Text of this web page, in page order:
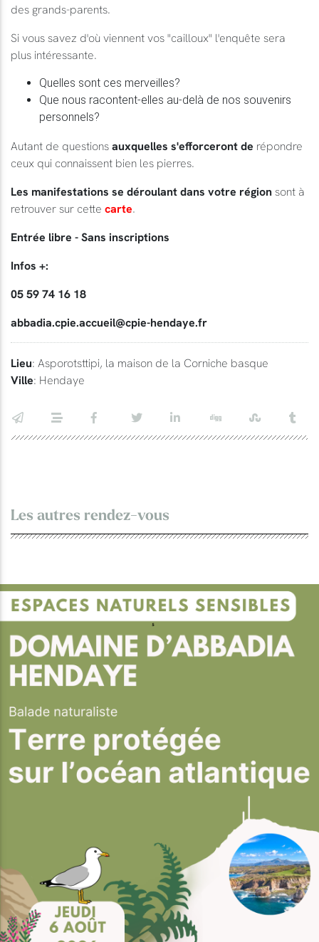
des grands-parents.
Si vous savez d'où viennent vos "cailloux" l'enquête sera
plus intéressante.
Quelles sont ces merveilles?
Que nous racontent-elles au-delà de nos souvenirs
personnels?
Autant de questions auxquelles s'efforceront de répondre
ceux qui connaissent bien les pierres.
Les manifestations se déroulant dans votre région sont à
retrouver sur cette carte.
Entrée libre - Sans inscriptions
Infos +:
05 59 74 16 18
abbadia.cpie.accueil@cpie-hendaye.fr
Lieu: Asporotsttipi, la maison de la Corniche basque
Ville: Hendaye
Les autres rendez-vous